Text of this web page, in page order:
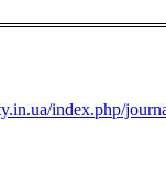
index.php/